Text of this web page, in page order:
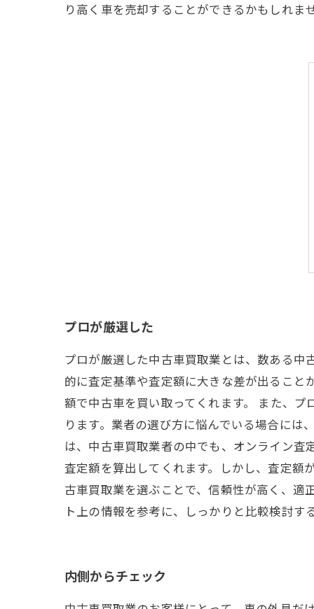
り高く車を売却することができるかもしれま
プロが厳選した
プロが厳選した中古車買取業とは、数ある
的に査定基準や査定額に大きな差が出るこ
額で中古車を買い取ってくれます。 また、
ります。業者の選び方に悩んでいる場合に
は、中古車買取業者の中でも、オンライン
査定額を算出してくれます。しかし、査定額
古車買取業を選ぶことで、信頼性が高く、適
ト上の情報を参考に、しっかりと比較検討す
内側からチェック